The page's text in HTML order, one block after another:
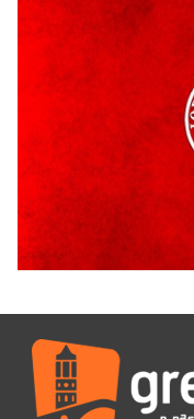
H παραδοχή λαθών
5 Αυγούστου 2026
Ο ΑΝΔΡΕΑΣ ΑΣΛΑΝΙΔΗΣ
ΓΡΕΒΕΝΩΝ
5 Αυγούστου 2026
Ευχαριστήριο
Παρασχάκη Αθανάσιο
5 Αυγούστου 2026
Διακοπή
5 Αυγούστου 2026
Θερινό Σινεμά στο
Καλοκαιριού 2026» με
Ανάσες».